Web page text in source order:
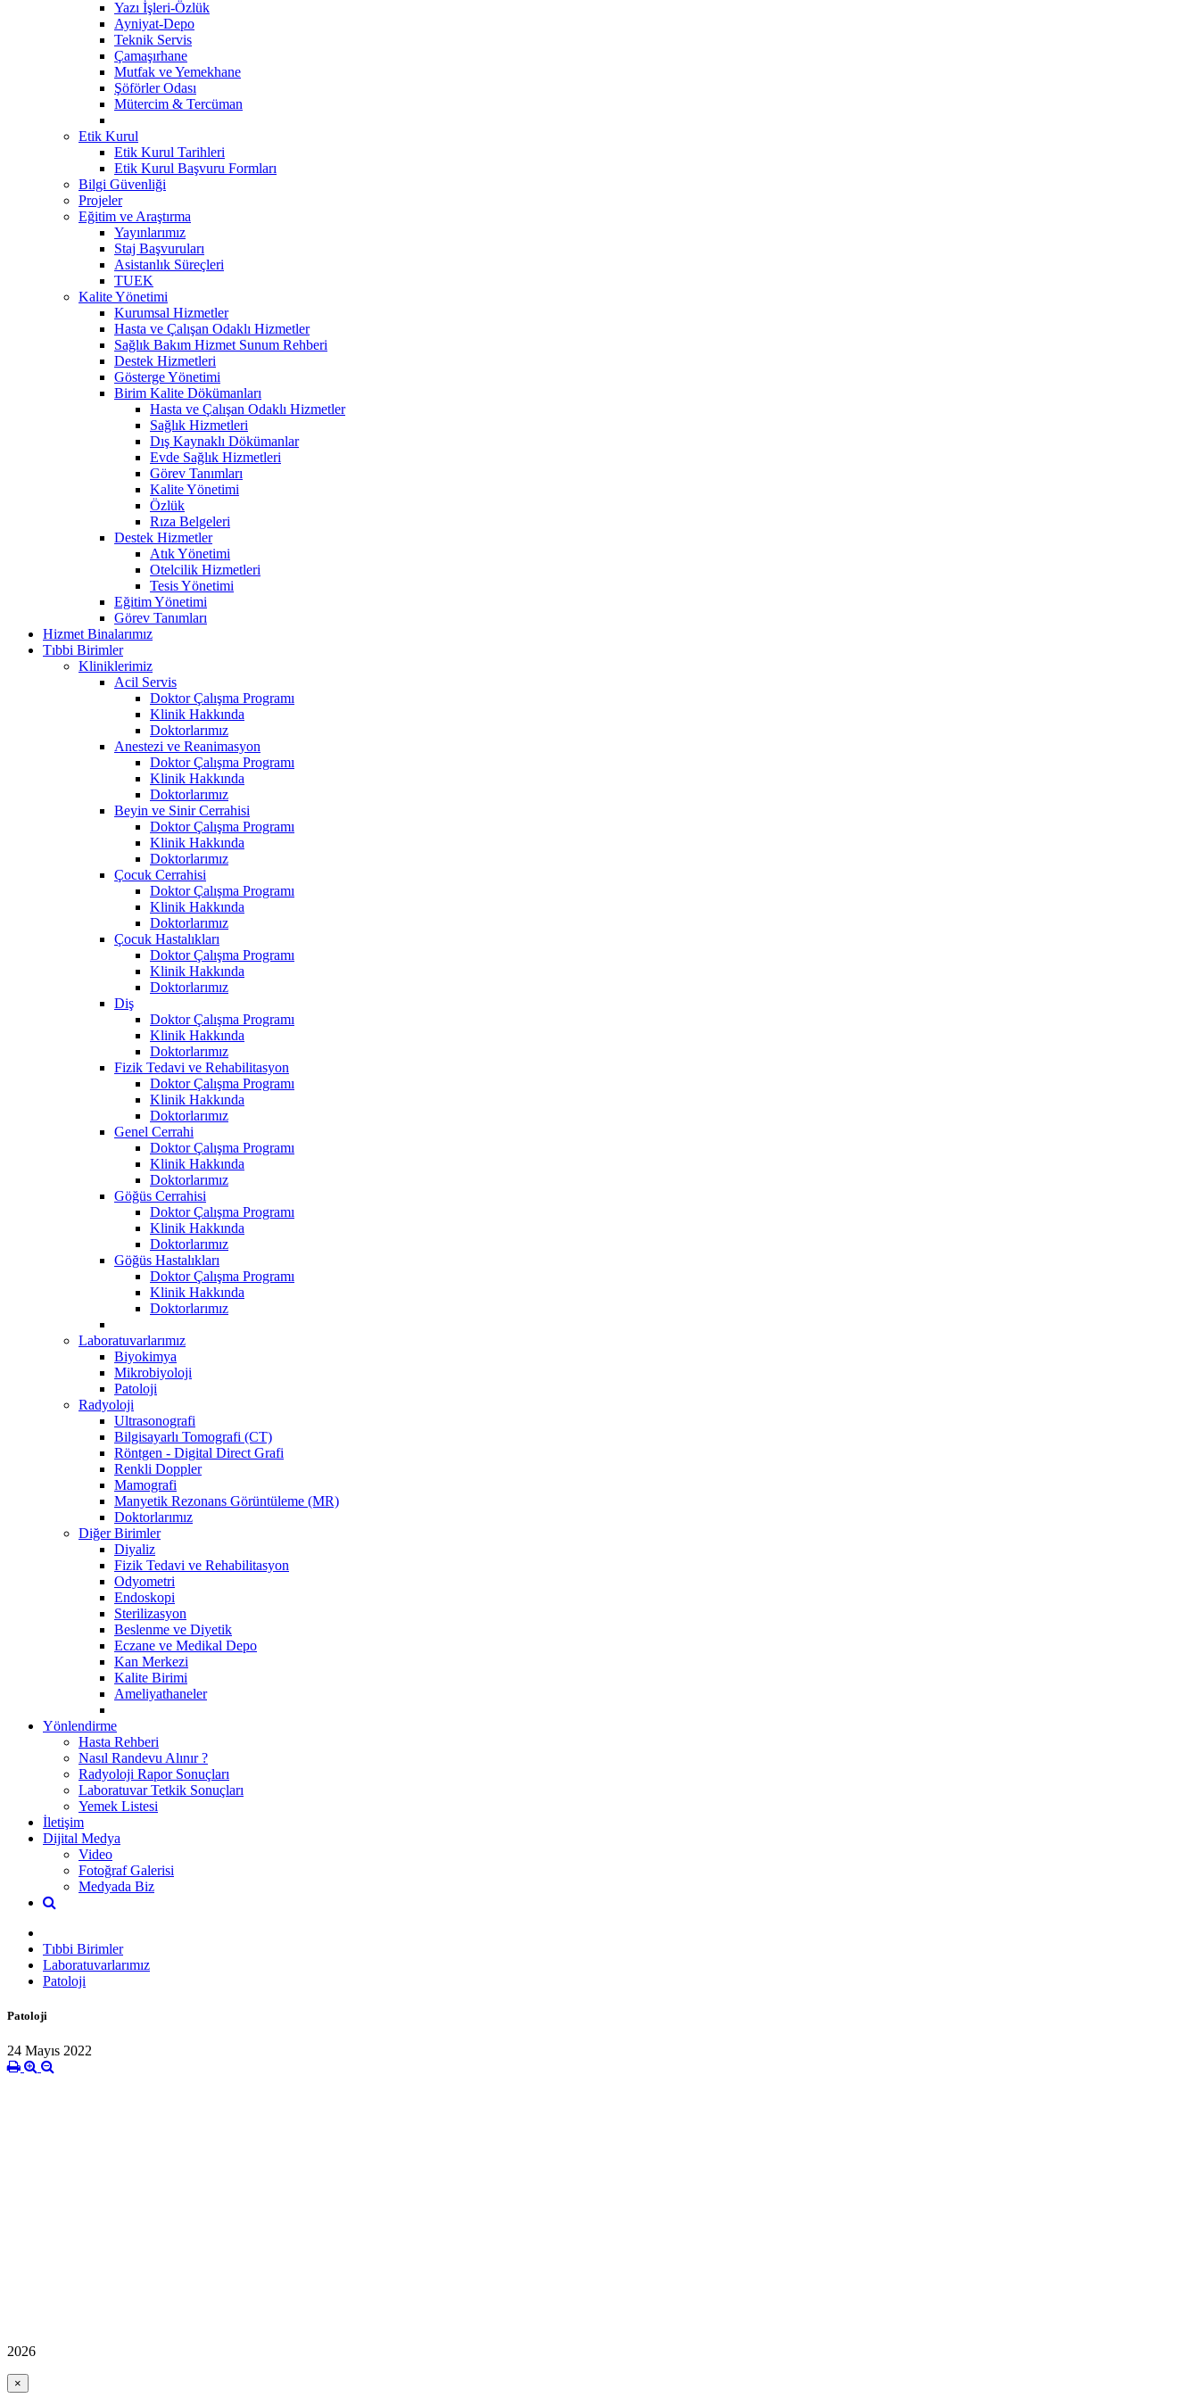
Yazı İşleri-Özlük
Ayniyat-Depo
Teknik Servis
Çamaşırhane
Mutfak ve Yemekhane
Şöförler Odası
Mütercim & Tercüman
Etik Kurul
Etik Kurul Tarihleri
Etik Kurul Başvuru Formları
Bilgi Güvenliği
Projeler
Eğitim ve Araştırma
Yayınlarımız
Staj Başvuruları
Asistanlık Süreçleri
TUEK
Kalite Yönetimi
Kurumsal Hizmetler
Hasta ve Çalışan Odaklı Hizmetler
Sağlık Bakım Hizmet Sunum Rehberi
Destek Hizmetleri
Gösterge Yönetimi
Birim Kalite Dökümanları
Hasta ve Çalışan Odaklı Hizmetler
Sağlık Hizmetleri
Dış Kaynaklı Dökümanlar
Evde Sağlık Hizmetleri
Görev Tanımları
Kalite Yönetimi
Özlük
Rıza Belgeleri
Destek Hizmetler
Atık Yönetimi
Otelcilik Hizmetleri
Tesis Yönetimi
Eğitim Yönetimi
Görev Tanımları
Hizmet Binalarımız
Tıbbi Birimler
Kliniklerimiz
Acil Servis
Doktor Çalışma Programı
Klinik Hakkında
Doktorlarımız
Anestezi ve Reanimasyon
Doktor Çalışma Programı
Klinik Hakkında
Doktorlarımız
Beyin ve Sinir Cerrahisi
Doktor Çalışma Programı
Klinik Hakkında
Doktorlarımız
Çocuk Cerrahisi
Doktor Çalışma Programı
Klinik Hakkında
Doktorlarımız
Çocuk Hastalıkları
Doktor Çalışma Programı
Klinik Hakkında
Doktorlarımız
Diş
Doktor Çalışma Programı
Klinik Hakkında
Doktorlarımız
Fizik Tedavi ve Rehabilitasyon
Doktor Çalışma Programı
Klinik Hakkında
Doktorlarımız
Genel Cerrahi
Doktor Çalışma Programı
Klinik Hakkında
Doktorlarımız
Göğüs Cerrahisi
Doktor Çalışma Programı
Klinik Hakkında
Doktorlarımız
Göğüs Hastalıkları
Doktor Çalışma Programı
Klinik Hakkında
Doktorlarımız
Laboratuvarlarımız
Biyokimya
Mikrobiyoloji
Patoloji
Radyoloji
Ultrasonografi
Bilgisayarlı Tomografi (CT)
Röntgen - Digital Direct Grafi
Renkli Doppler
Mamografi
Manyetik Rezonans Görüntüleme (MR)
Doktorlarımız
Diğer Birimler
Diyaliz
Fizik Tedavi ve Rehabilitasyon
Odyometri
Endoskopi
Sterilizasyon
Beslenme ve Diyetik
Eczane ve Medikal Depo
Kan Merkezi
Kalite Birimi
Ameliyathaneler
Yönlendirme
Hasta Rehberi
Nasıl Randevu Alınır ?
Radyoloji Rapor Sonuçları
Laboratuvar Tetkik Sonuçları
Yemek Listesi
İletişim
Dijital Medya
Video
Fotoğraf Galerisi
Medyada Biz
Tıbbi Birimler
Laboratuvarlarımız
Patoloji
Patoloji
24 Mayıs 2022
2026
×